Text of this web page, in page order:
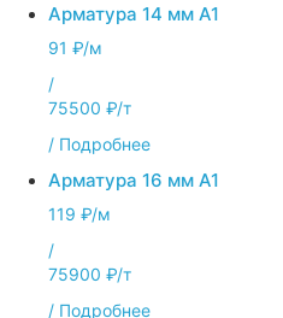
Арматура 14 мм А1
91 ₽/м
/
75500 ₽/т
/ Подробнее
Арматура 16 мм А1
119 ₽/м
/
75900 ₽/т
/ Подробнее